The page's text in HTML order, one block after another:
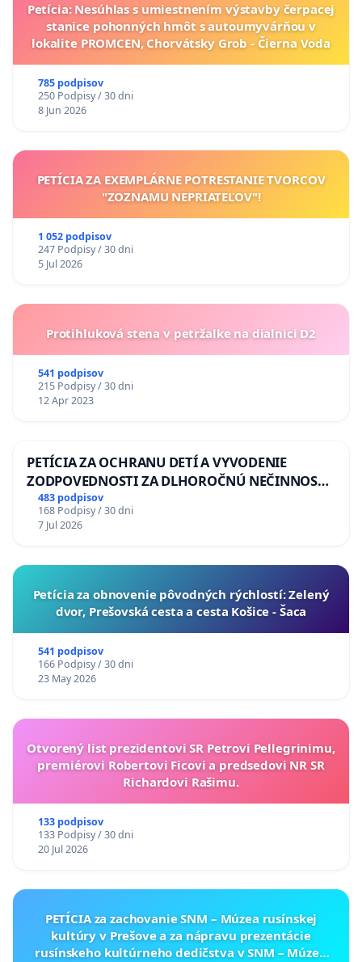
Petícia: Nesúhlas s umiestnením výstavby čerpacej
stanice pohonných hmôt s autoumyvárňou v
lokalite PROMCEN, Chorvátsky Grob - Čierna Voda
785 podpisov
250 Podpisy / 30 dni
8 Jun 2026
PETÍCIA ZA EXEMPLÁRNE POTRESTANIE TVORCOV
"ZOZNAMU NEPRIATEĽOV"!
1 052 podpisov
247 Podpisy / 30 dni
5 Jul 2026
Protihluková stena v petržalke na dialnici D2
541 podpisov
215 Podpisy / 30 dni
12 Apr 2023
PETÍCIA ZA OCHRANU DETÍ A VYVODENIE
ZODPOVEDNOSTI ZA DLHOROČNÚ NEČINNOSŤ
A ZLYHANIE ŠTÁTU
483 podpisov
168 Podpisy / 30 dni
7 Jul 2026
​Petícia za obnovenie pôvodných rýchlostí: Zelený
dvor, Prešovská cesta a cesta Košice - Šaca
541 podpisov
166 Podpisy / 30 dni
23 May 2026
Otvorený list prezidentovi SR Petrovi Pellegrinimu,
premiérovi Robertovi Ficovi a predsedovi NR SR
Richardovi Rašimu.
133 podpisov
133 Podpisy / 30 dni
20 Jul 2026
PETÍCIA za zachovanie SNM – Múzea rusínskej
kultúry v Prešove a za nápravu prezentácie
rusínskeho kultúrneho dedičstva v SNM – Múzeu